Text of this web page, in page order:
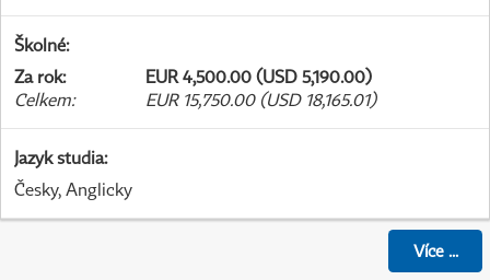
Školné:
Za rok:
EUR 4,500.00 (USD 5,190.00)
Celkem: EUR 15,750.00 (USD 18,165.01)
Jazyk studia:
Česky, Anglicky
Více...